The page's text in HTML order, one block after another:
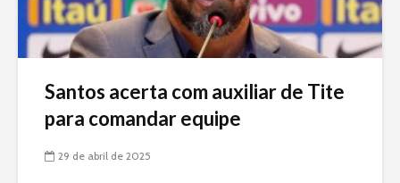
Santos acerta com auxiliar de Tite
para comandar equipe
29 de abril de 2025